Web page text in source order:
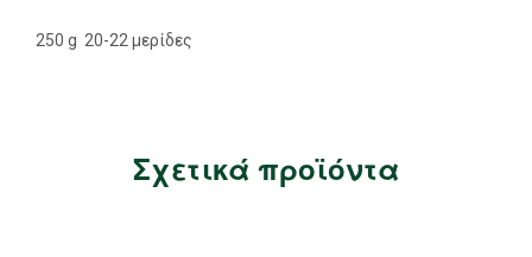
250 g 20-22 μερίδες
Σχετικά προϊόντα